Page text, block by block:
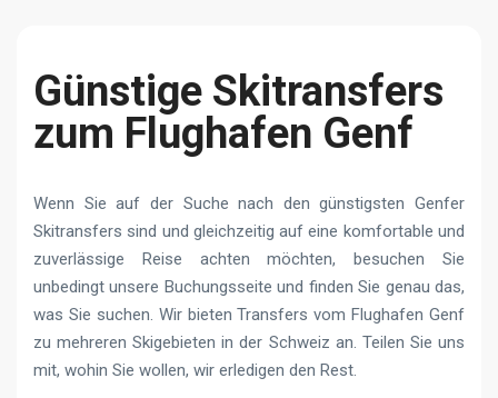
Günstige Skitransfers
zum Flughafen Genf
Wenn Sie auf der Suche nach den günstigsten Genfer
Skitransfers sind und gleichzeitig auf eine komfortable und
zuverlässige Reise achten möchten, besuchen Sie
unbedingt unsere Buchungsseite und finden Sie genau das,
was Sie suchen. Wir bieten Transfers vom Flughafen Genf
zu mehreren Skigebieten in der Schweiz an. Teilen Sie uns
mit, wohin Sie wollen, wir erledigen den Rest.